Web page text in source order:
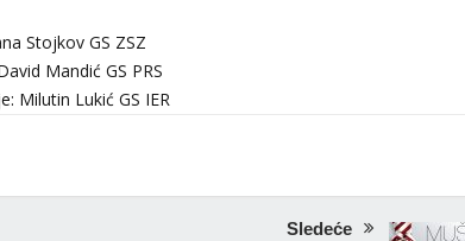
Stojkov GS ZSZ
Mandić GS PRS
Milutin Lukić GS IER
Sledeće